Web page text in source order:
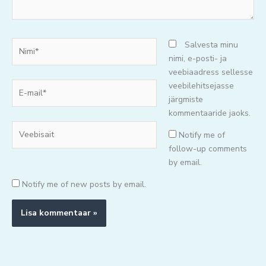
mail*
Salvesta minu
nimi, e-posti- ja
veebiaadress sellesse
veebilehitsejasse
järgmiste
kommentaaride jaoks.
Notify me of
follow-up comments
by email.
Notify me of new posts by email.